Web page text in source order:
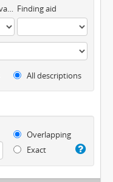
Digitaal object available Finding aid
All descriptions
Overlapping
Exact